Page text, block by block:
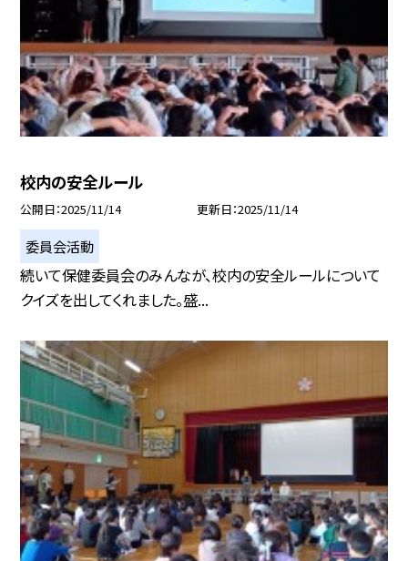
校内の安全ルール
公開日 2025/11/14 更新日 2025/11/14
委員会活動
続いて保健委員会のみんなが、校内の安全ルールについて
クイズを出してくれました。盛...